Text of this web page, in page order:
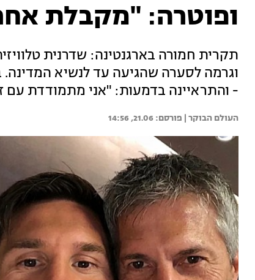
ופוטרה: "מקבלת
תקרית חמורה בארגנטינה: שדרנית
וגרמה לסערה שהגיעה עד לנשיא
- והתראיינה בדמעות: "אני מתמודדת עם
העולם הבוקר | 21.06, 14:56